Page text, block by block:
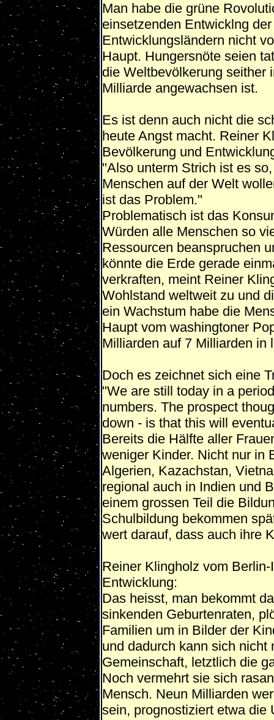
Man habe die grüne
einsetzenden Entwicklng
Entwicklungsländern nicht
Haupt. Hungersnöte seien
die Weltbevölkerung seither
Milliarde angewachsen ist.
Es ist denn auch nicht die
heute Angst macht. Reiner
Bevölkerung und
"Also unterm Strich ist es
Menschen auf der Welt
ist das Problem."
Problematisch ist das
Würden alle Menschen so
Ressourcen beanspruchen
könnte die Erde gerade
verkraften, meint Reiner
Wohlstand weltweit zu und
ein Wachstum habe die
Haupt vom washingtoner
Milliarden auf 7 Milliarden in
Doch es zeichnet sich eine
"We are still today in a
numbers. The prospect
down - is that this will
Bereits die Hälfte aller
weniger Kinder. Nicht nur in
Algerien, Kazachstan,
regional auch in Indien und
einem grossen Teil die
Schulbildung bekommen
wert darauf, dass auch ihre
Reiner Klingholz vom
Entwicklung:
Das heisst, man bekommt
sinkenden Geburtenraten,
Familien um in Bilder der
und dadurch kann sich nicht
Gemeinschaft, letztlich die
Noch vermehrt sie sich
Mensch. Neun Milliarden
sein, prognostiziert etwa die